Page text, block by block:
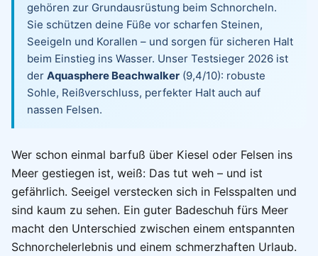
gehören zur Grundausrüstung beim Schnorcheln.
Sie schützen deine Füße vor scharfen Steinen,
Seeigeln und Korallen – und sorgen für sicheren Halt
beim Einstieg ins Wasser. Unser Testsieger 2026 ist
der Aquasphere Beachwalker (9,4/10): robuste
Sohle, Reißverschluss, perfekter Halt auch auf
nassen Felsen.
Wer schon einmal barfuß über Kiesel oder Felsen ins
Meer gestiegen ist, weiß: Das tut weh – und ist
gefährlich. Seeigel verstecken sich in Felsspalten und
sind kaum zu sehen. Ein guter Badeschuh fürs Meer
macht den Unterschied zwischen einem entspannten
Schnorchelerlebnis und einem schmerzhaften Urlaub.